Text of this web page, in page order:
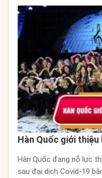
Hàn Quốc giới thiệu
Hàn Quốc đang nỗ lực
sau đại dịch Covid-19